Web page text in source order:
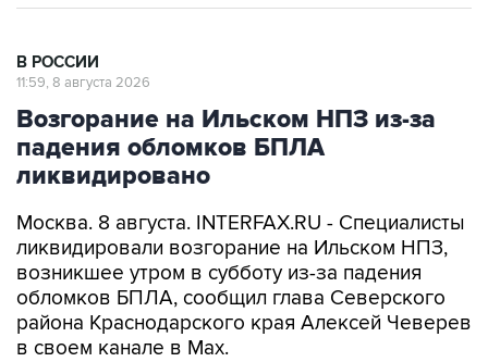
В РОССИИ
11:59, 8 августа 2026
Возгорание на Ильском НПЗ из-за
падения обломков БПЛА
ликвидировано
Москва. 8 августа. INTERFAX.RU - Специалисты
ликвидировали возгорание на Ильском НПЗ,
возникшее утром в субботу из-за падения
обломков БПЛА, сообщил глава Северского
района Краснодарского края Алексей Чеверев
в своем канале в Max.